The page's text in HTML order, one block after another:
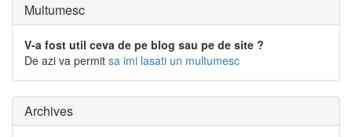
Multumesc
V-a fost util ceva de pe blog sau pe de site ?
De azi va permit sa imi lasati un multumesc
Archives